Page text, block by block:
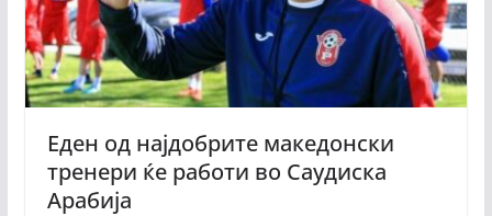
Еден од најдобрите македонски
тренери ќе работи во Саудиска
Арабија